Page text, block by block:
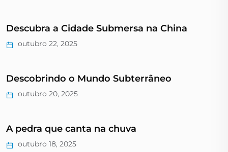
Descubra a Cidade Submersa na China
outubro 22, 2025
Descobrindo o Mundo Subterrâneo
outubro 20, 2025
A pedra que canta na chuva
outubro 18, 2025